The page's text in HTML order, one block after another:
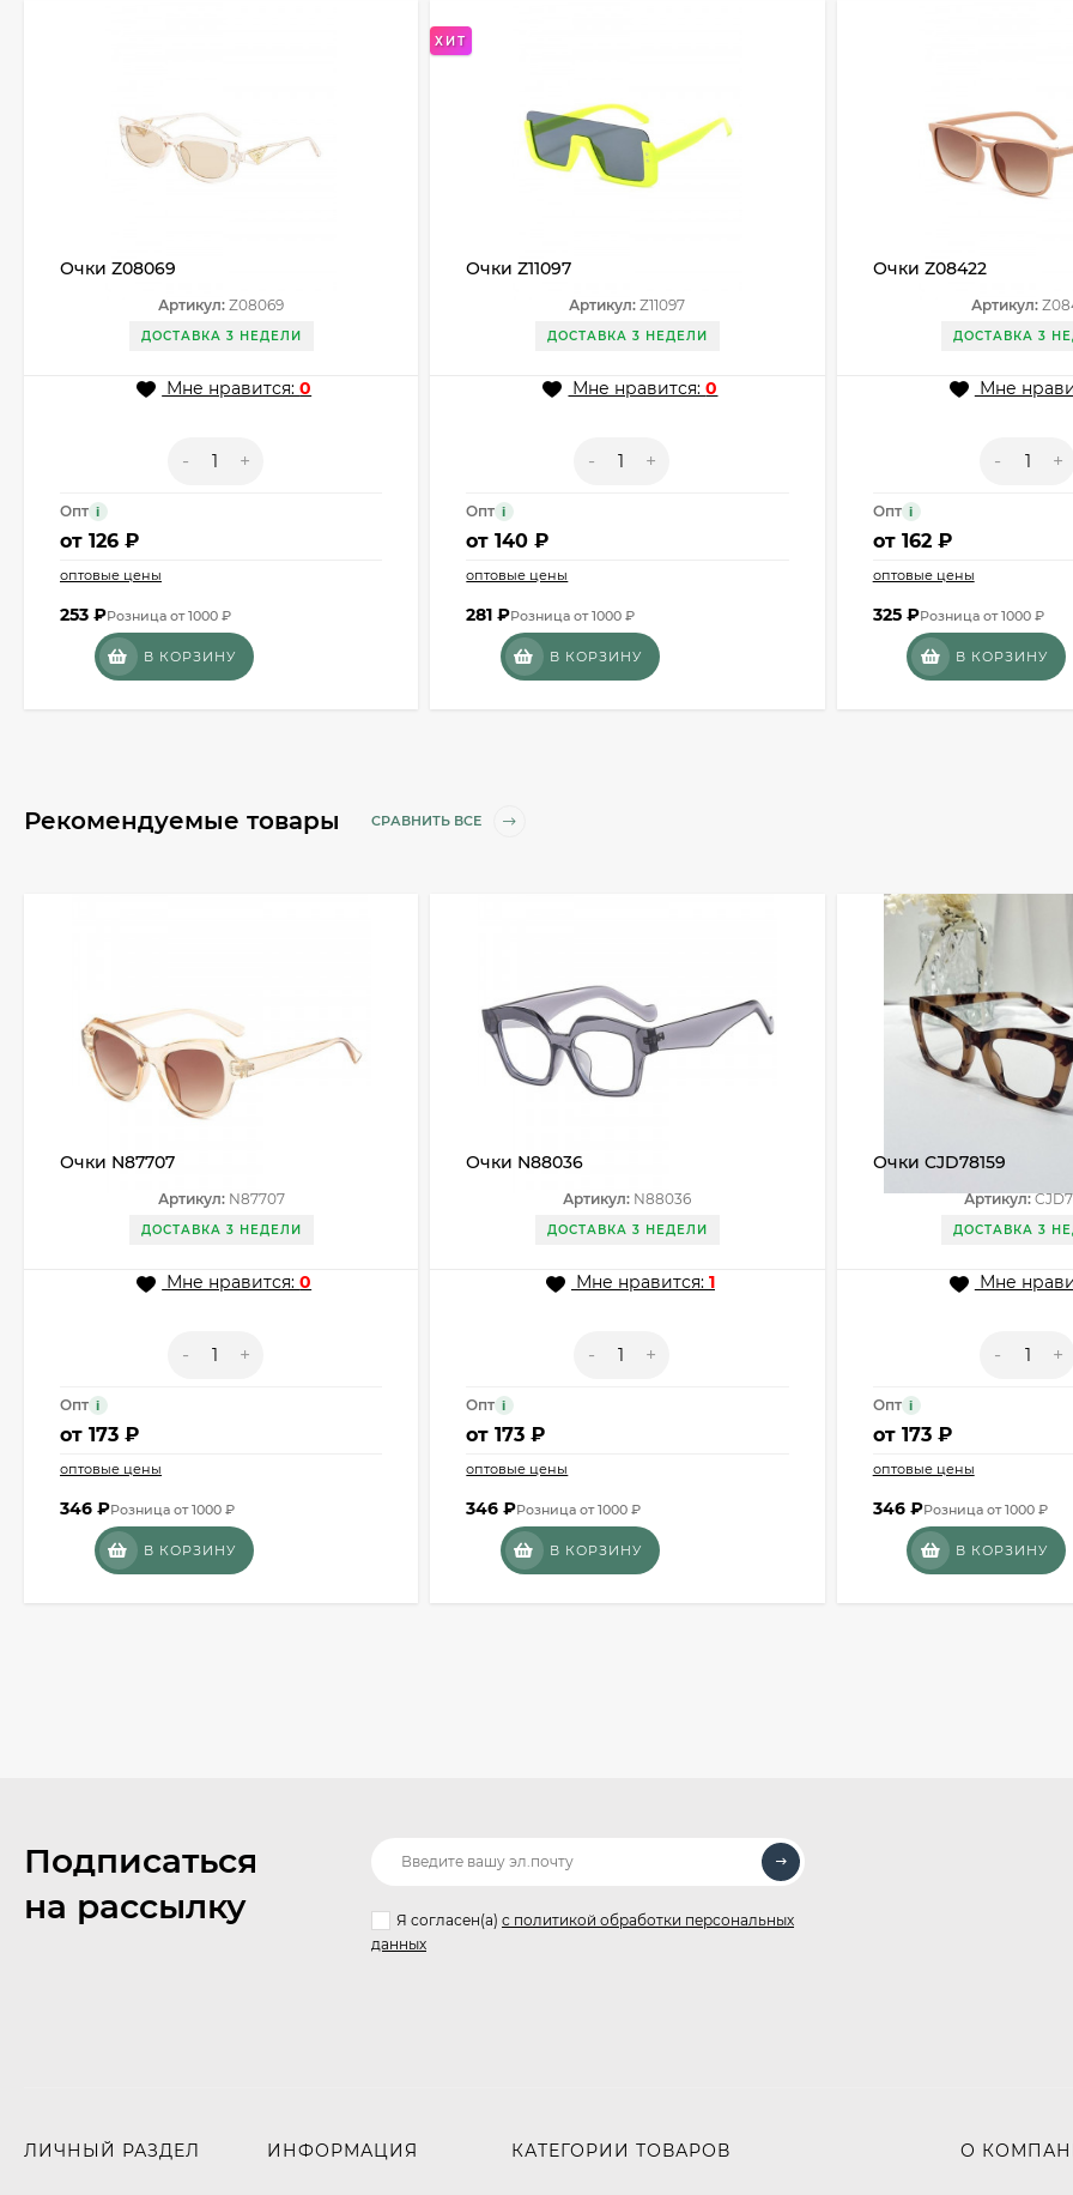
Очки Z08069
Артикул: Z08069
ДОСТАВКА 3 НЕДЕЛИ
Мне нравится:0
- +
Опт i
от 126 ₽
оптовые цены
253 ₽Розница от 1000 ₽
В КОРЗИНУ
ХИТ
Очки Z11097
Артикул: Z11097
ДОСТАВКА 3 НЕДЕЛИ
Мне нравится:0
- +
Опт i
от140 ₽
оптовые цены
281₽Розница от 1000 ₽
В КОРЗИНУ
Очки Z08422
Артикул:
ДОСТАВКА 3
Мне
- +
Опт i
от 162 ₽
оптовые цены
325 ₽Розница от 1000 ₽
В КОРЗИНУ
Рекомендуемые товары СРАВНИТЬ ВСЕ
Очки N87707
Артикул:N87707
ДОСТАВКА 3 НЕДЕЛИ
Мне нравится:0
- +
Опт i
от 173 ₽
оптовые цены
346 ₽Розница от 1000 ₽
В КОРЗИНУ
Очки N88036
Артикул: N88036
ДОСТАВКА 3 НЕДЕЛИ
Мне нравится: 1
- +
Опт i
от173 ₽
оптовые цены
346₽Розница от 1000 ₽
В КОРЗИНУ
Очки CJD78159
Артикул:
ДОСТАВКА 3
Мне
- +
Опт i
от 173 ₽
оптовые цены
346 ₽Розница от 1000 ₽
В КОРЗИНУ
Подписаться
на рассылку
Я согласен(a) с политикой обработки персональных
данных
ЛИЧНЫЙ РАЗДЕЛ ИНФОРМАЦИЯ КАТЕГОРИИ ТОВАРОВ О